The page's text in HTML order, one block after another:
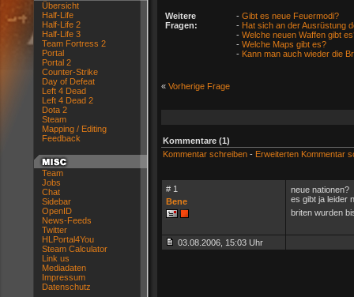
Übersicht
Half-Life
Half-Life 2
Half-Life 3
Team Fortress 2
Portal
Portal 2
Counter-Strike
Day of Defeat
Left 4 Dead
Left 4 Dead 2
Dota 2
Steam
Mapping / Editing
Feedback
Team
Jobs
Chat
Sidebar
OpenID
News-Feeds
Twitter
HLPortal4You
Steam Calculator
Link us
Mediadaten
Impressum
Datenschutz
Weitere
Fragen:
- Gibt es neue Feuermodi?
- Hat sich an der Ausrüstung
- Welche neuen Waffen gibt
- Welche Maps gibt es?
- Kann man auch wieder die
« Vorherige Frage
Kommentare (1)
Kommentar schreiben - Erweiterten Kommentar
# 1
Bene
neue nationen?
es gibt ja leider
briten wurden
03.08.2006, 15:03 Uhr